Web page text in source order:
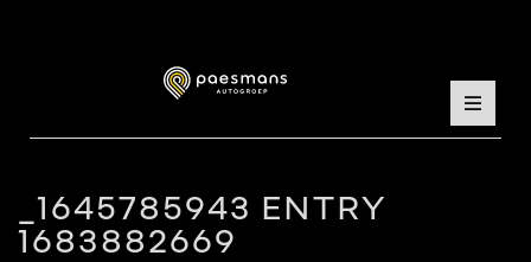
_1645785943 ENTRY
1683882669